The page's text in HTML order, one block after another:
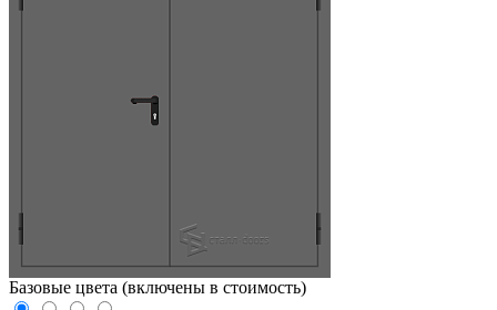
Базовые цвета (включены в стоимость)